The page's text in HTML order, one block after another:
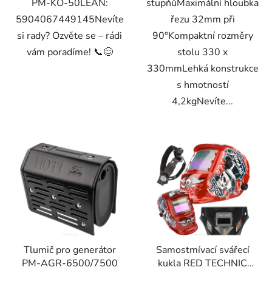
PM-KO-50LEAN:
5904067449145Nevíte
si rady? Ozvěte se – rádi
vám poradíme! 📞😊
stupňůMaximální hloubka
řezu 32mm při
90°Kompaktní rozměry
stolu 330 x
330mmLehká konstrukce
s hmotností
4,2kgNevíte...
Tlumič pro generátor
PM-AGR-6500/7500
Samostmívací svářecí
kukla RED TECHNIC